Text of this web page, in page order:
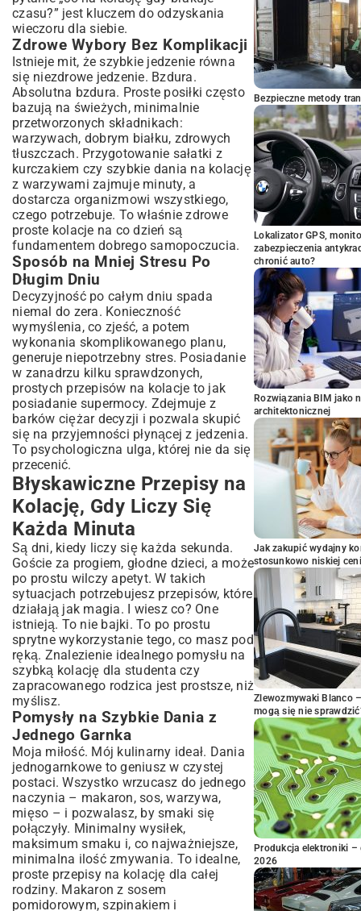
czasu?” jest kluczem do odzyskania
wieczoru dla siebie.
Zdrowe Wybory Bez Komplikacji
Istnieje mit, że szybkie jedzenie równa
się niezdrowe jedzenie. Bzdura.
Absolutna bzdura. Proste posiłki często
bazują na świeżych, minimalnie
przetworzonych składnikach:
warzywach, dobrym białku, zdrowych
tłuszczach. Przygotowanie sałatki z
kurczakiem czy szybkie dania na kolację
z warzywami zajmuje minuty, a
dostarcza organizmowi wszystkiego,
czego potrzebuje. To właśnie zdrowe
proste kolacje na co dzień są
fundamentem dobrego samopoczucia.
Sposób na Mniej Stresu Po
Długim Dniu
Decyzyjność po całym dniu spada
niemal do zera. Konieczność
wymyślenia, co zjeść, a potem
wykonania skomplikowanego planu,
generuje niepotrzebny stres. Posiadanie
w zanadrzu kilku sprawdzonych,
prostych przepisów na kolacje to jak
posiadanie supermocy. Zdejmuje z
barków ciężar decyzji i pozwala skupić
się na przyjemności płynącej z jedzenia.
To psychologiczna ulga, której nie da się
przecenić.
Błyskawiczne Przepisy na
Kolację, Gdy Liczy Się
Każda Minuta
Są dni, kiedy liczy się każda sekunda.
Goście za progiem, głodne dzieci, a może
po prostu wilczy apetyt. W takich
sytuacjach potrzebujesz przepisów, które
działają jak magia. I wiesz co? One
istnieją. To nie bajki. To po prostu
sprytne wykorzystanie tego, co masz pod
ręką. Znalezienie idealnego pomysłu na
szybką kolację dla studenta czy
zapracowanego rodzica jest prostsze, niż
myślisz.
Pomysły na Szybkie Dania z
Jednego Garnka
Moja miłość. Mój kulinarny ideał. Dania
jednogarnkowe to geniusz w czystej
postaci. Wszystko wrzucasz do jednego
naczynia – makaron, sos, warzywa,
mięso – i pozwalasz, by smaki się
połączyły. Minimalny wysiłek,
maksimum smaku i, co najważniejsze,
minimalna ilość zmywania. To idealne,
proste przepisy na kolację dla całej
rodziny. Makaron z sosem
pomidorowym, szpinakiem i
Bezpieczne metody
Lokalizator GPS,
zabezpieczenia
chronić auto?
Rozwiązania BIM jako
architektonicznej
Jak zakupić wydajny
stosunkowo niskiej
Zlewozmywaki Blanco
mogą się nie
Produkcja elektroniki –
2026